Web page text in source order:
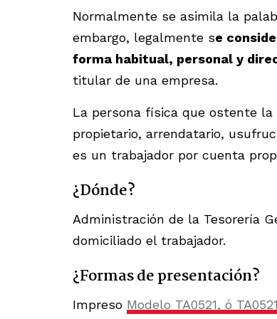
Normalmente se asimila la
embargo, legalmente se
forma habitual, personal y
titular de una empresa.
La persona física que ostente
propietario, arrendatario,
es un trabajador por cuenta
¿Dónde?
Administración de la Tesorería
domiciliado el trabajador.
¿Formas de presentación?
Impreso Modelo TA0521, ó